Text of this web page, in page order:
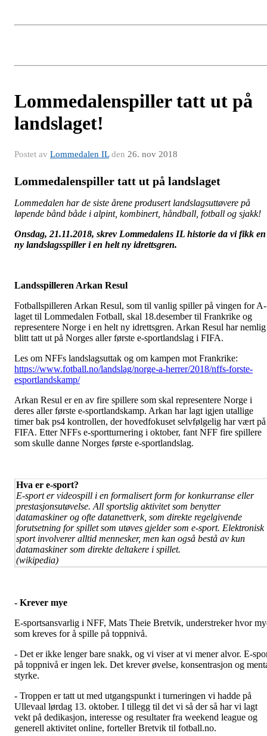
Lommedalenspiller tatt ut på
landslaget!
Postet av Lommedalen ILden 26. nov 2018
Lommedalenspiller tatt ut på landslaget
Lommedalen har de siste årene produsert landslagsuttøvere på
løpende bånd både i alpint, kombinert, håndball, fotball og sjakk!
Onsdag, 21.11.2018, skrev Lommedalens IL historie da vi fikk en
ny landslagsspiller i en helt ny idrettsgren.
Landsspilleren Arkan Resul
Fotballspilleren Arkan Resul, som til vanlig spillerpå vingen for A-
laget til Lommedalen Fotball, skal 18.desember til Frankrike og
representere Norge i en helt ny idrettsgren. Arkan Resul har nemlig
blitt tatt ut på Norges aller første e-sportlandslag i FIFA.
Les om NFFs landslagsuttak og om kampen mot Frankrike:
https://www.fotball.no/landslag/norge-a-herrer/2018/nffs-forste-
esportlandskamp/
Arkan Resul er en av fire spillere som skal representere Norge i
deres aller første e-sportlandskamp. Arkan har lagt igjen utallige
timer bak ps4 kontrollen, der hovedfokuset selvfølgelig har vært på
FIFA. Etter NFFs e-sportturnering i oktober, fant NFF fire spillere
som skulle danne Norges første e-sportlandslag.
Hva er e-sport?
E-sporter videospill i en formalisert form for konkurranse eller
prestasjonsutøvelse. All sportslig aktivitet som benytter
datamaskiner og ofte datanettverk, som direkte regelgivende
forutsetning for spillet som utøves gjelder som e-sport. Elektronisk
sport involverer alltid mennesker, men kan også bestå av kun
datamaskiner som direkte deltakere i spillet.
(wikipedia)
- Krever mye
E-sportsansvarlig i NFF, Mats Theie Bretvik, understreker hvor
som kreves for å spille på toppnivå.
- Det er ikke lenger bare snakk, og vi viser at vi mener alvor. E-
på toppnivå er ingen lek. Det krever øvelse, konsentrasjon og
styrke.
- Troppen er tatt ut med utgangspunkt i turneringen vi hadde på
Ullevaal lørdag 13. oktober. I tillegg til det vi så der så har vi lagt
vekt på dedikasjon, interesse og resultater fra weekend league og
generell aktivitet online, forteller Bretvik til fotball.no.